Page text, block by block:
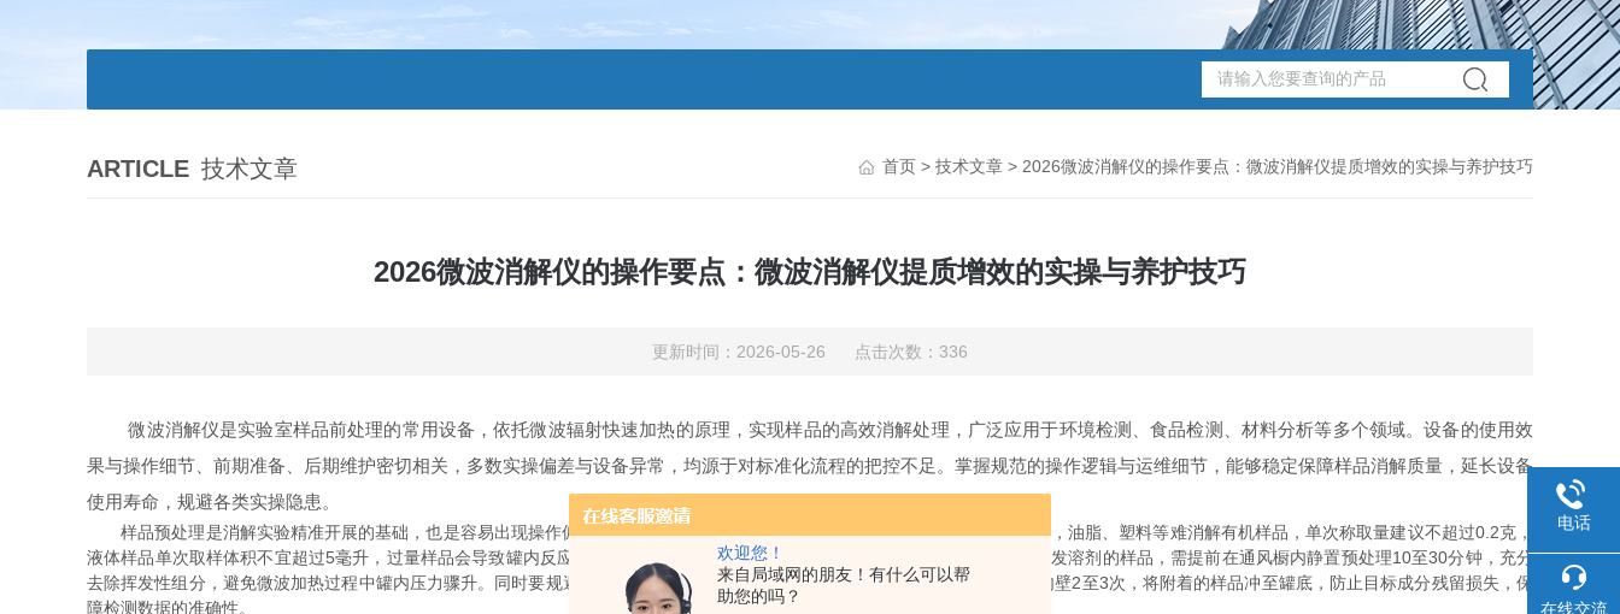
欢迎您！
来自局域网的朋友！有什么可以帮
助您的吗？
ARTICLE 技术文章 首页 > 技术文章 > 2026微波消解仪的操作要点：微波消解仪提质增效的实操与养护技巧
2026微波消解仪的操作要点：微波消解仪提质增效的实操与养护技巧
更新时间：2026-05-26 点击次数：336
微波消解仪是实验室样品前处理的常用设备，依托微波辐射快速加热的原理，实现样品的高效消解处理，广泛应用于环境检测、食品检测、材料分析等多个领域。设备的使用效
果与操作细节、前期准备、后期维护密切相关，多数实操偏差与设备异常，均源于对标准化流程的把控不足。掌握规范的操作逻辑与运维细节，能够稳定保障样品消解质量，延长设备
使用寿命，规避各类实操隐患。
样品预处理是消解实验精准开展的基础，也是容易出现操作偏差的关键环节。固体样品单次称取重量需控制在0.1至0.5克区间，油脂、塑料等难消解有机样品，单次称取量建议不超过0.2克，
液体样品单次取样体积不宜超过5毫升，过量样品会导致罐内反应剧烈，易出现压力波动、消解不全等问题。对于含有酒精、易挥发溶剂的样品，需提前在通风橱内静置预处理10至30分钟，充分
去除挥发性组分，避免微波加热过程中罐内压力骤升。同时要规避样品沾壁问题，取样加酸后，可使用少量去离子水冲洗消解罐内壁2至3次，将附着的样品冲至罐底，防止目标成分残留损失，保
障检测数据的准确性。
电话
在线交流